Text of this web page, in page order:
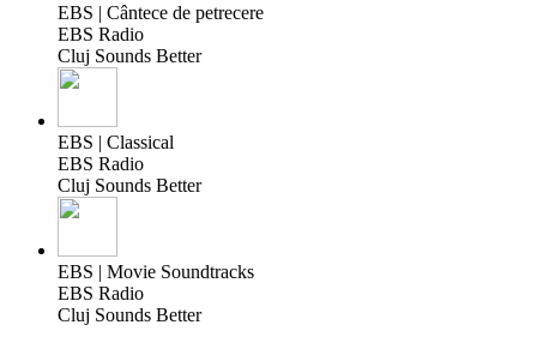
EBS | Cântece de petrecere
EBS Radio
Cluj Sounds Better
EBS | Classical
EBS Radio
Cluj Sounds Better
EBS | Movie Soundtracks
EBS Radio
Cluj Sounds Better